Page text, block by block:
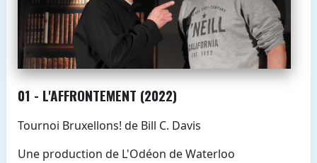
01 - L'AFFRONTEMENT (2022)
Tournoi Bruxellons! de Bill C. Davis
Une production de L'Odéon de Waterloo